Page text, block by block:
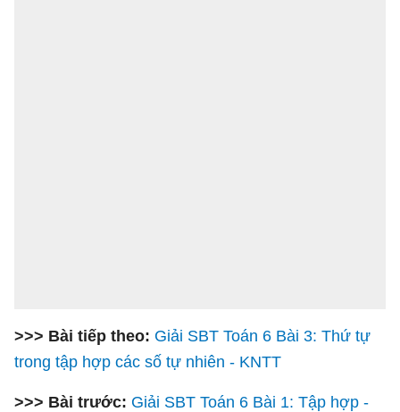
>>> Bài tiếp theo: Giải SBT Toán 6 Bài 3: Thứ tự
trong tập hợp các số tự nhiên - KNTT
>>> Bài trước: Giải SBT Toán 6 Bài 1: Tập hợp -